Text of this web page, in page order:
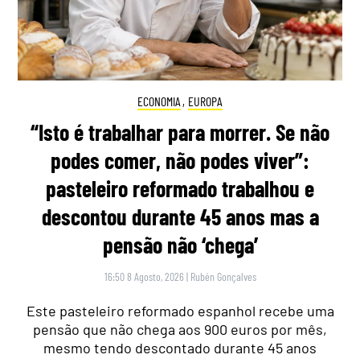
ECONOMIA , EUROPA
“Isto é trabalhar para morrer. Se não
podes comer, não podes viver”:
pasteleiro reformado trabalhou e
descontou durante 45 anos mas a
pensão não ‘chega’
16:50 8 Agosto, 2026 | Rubén Gonçalves
Este pasteleiro reformado espanhol recebe uma
pensão que não chega aos 900 euros por mês,
mesmo tendo descontado durante 45 anos